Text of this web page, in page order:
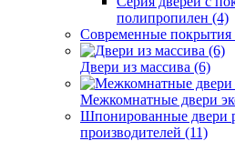
полипропилен (4)
Современные покрытия
Двери из массива (6)
Межкомнатные двери
Шпонированные двери
производителей (11)